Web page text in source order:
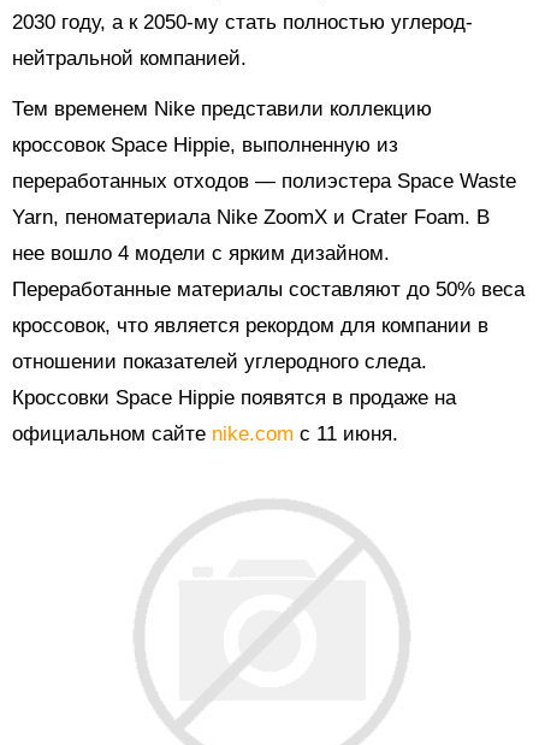
2030 году, а к 2050-му стать полностью углерод-
нейтральной компанией.
Тем временем Nike представили коллекцию
кроссовок Space Hippie, выполненную из
переработанных отходов — полиэстера Space Waste
Yarn, пеноматериала Nike ZoomX и Crater Foam. В
нее вошло 4 модели с ярким дизайном.
Переработанные материалы составляют до 50% веса
кроссовок, что является рекордом для компании в
отношении показателей углеродного следа.
Кроссовки Space Hippie появятся в продаже на
официальном сайте nike.com с 11 июня.